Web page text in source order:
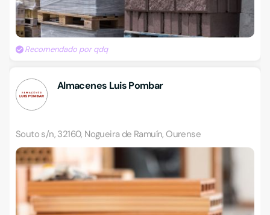
Recomendado por qdq
Almacenes Luis Pombar
Souto s/n, 32160, Nogueira de Ramuín, Ourense